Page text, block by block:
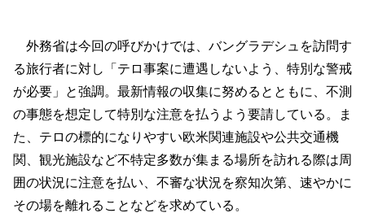
外務省は今回の呼びかけでは、バングラデシュを訪問す
る旅行者に対し「テロ事案に遭遇しないよう、特別な警戒
が必要」と強調。最新情報の収集に努めるとともに、不測
の事態を想定して特別な注意を払うよう要請している。ま
た、テロの標的になりやすい欧米関連施設や公共交通機
関、観光施設など不特定多数が集まる場所を訪れる際は周
囲の状況に注意を払い、不審な状況を察知次第、速やかに
その場を離れることなどを求めている。